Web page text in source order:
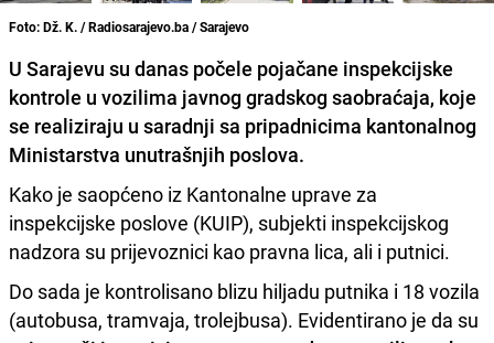
Foto: Dž. K. / Radiosarajevo.ba / Sarajevo
U Sarajevu su danas počele pojačane inspekcijske
kontrole u vozilima javnog gradskog saobraćaja, koje
se realiziraju u saradnji sa pripadnicima kantonalnog
Ministarstva unutrašnjih poslova.
Kako je saopćeno iz Kantonalne uprave za
inspekcijske poslove (KUIP), subjekti inspekcijskog
nadzora su prijevoznici kao pravna lica, ali i putnici.
Do sada je kontrolisano blizu hiljadu putnika i 18 vozila
(autobusa, tramvaja, trolejbusa). Evidentirano je da su